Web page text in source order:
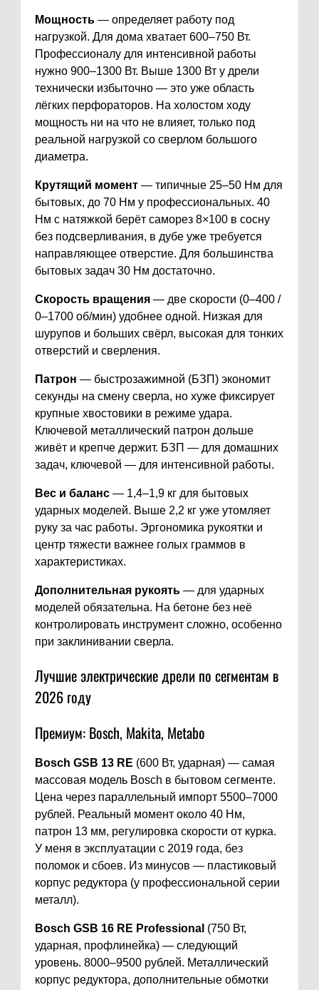
Мощность — определяет работу под
нагрузкой. Для дома хватает 600–750 Вт.
Профессионалу для интенсивной работы
нужно 900–1300 Вт. Выше 1300 Вт у дрели
технически избыточно — это уже область
лёгких перфораторов. На холостом ходу
мощность ни на что не влияет, только под
реальной нагрузкой со сверлом большого
диаметра.
Крутящий момент — типичные 25–50 Нм для
бытовых, до 70 Нм у профессиональных. 40
Нм с натяжкой берёт саморез 8×100 в сосну
без подсверливания, в дубе уже требуется
направляющее отверстие. Для большинства
бытовых задач 30 Нм достаточно.
Скорость вращения — две скорости (0–400 /
0–1700 об/мин) удобнее одной. Низкая для
шурупов и больших свёрл, высокая для тонких
отверстий и сверления.
Патрон — быстрозажимной (БЗП) экономит
секунды на смену сверла, но хуже фиксирует
крупные хвостовики в режиме удара.
Ключевой металлический патрон дольше
живёт и крепче держит. БЗП — для домашних
задач, ключевой — для интенсивной работы.
Вес и баланс — 1,4–1,9 кг для бытовых
ударных моделей. Выше 2,2 кг уже утомляет
руку за час работы. Эргономика рукоятки и
центр тяжести важнее голых граммов в
характеристиках.
Дополнительная рукоять — для ударных
моделей обязательна. На бетоне без неё
контролировать инструмент сложно, особенно
при заклинивании сверла.
Лучшие электрические дрели по сегментам в
2026 году
Премиум: Bosch, Makita, Metabo
Bosch GSB 13 RE (600 Вт, ударная) — самая
массовая модель Bosch в бытовом сегменте.
Цена через параллельный импорт 5500–7000
рублей. Реальный момент около 40 Нм,
патрон 13 мм, регулировка скорости от курка.
У меня в эксплуатации с 2019 года, без
поломок и сбоев. Из минусов — пластиковый
корпус редуктора (у профессиональной серии
металл).
Bosch GSB 16 RE Professional (750 Вт,
ударная, профлинейка) — следующий
уровень. 8000–9500 рублей. Металлический
корпус редуктора, дополнительные обмотки